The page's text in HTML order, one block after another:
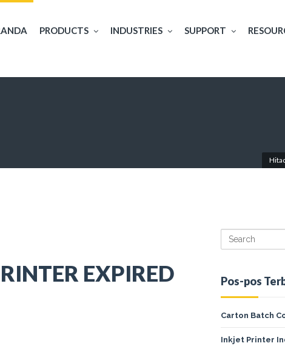
PRODUCTS INDUSTRIES SUPPORT
EXPIRED
Pos-pos
Carton Batch
Inkjet Printer